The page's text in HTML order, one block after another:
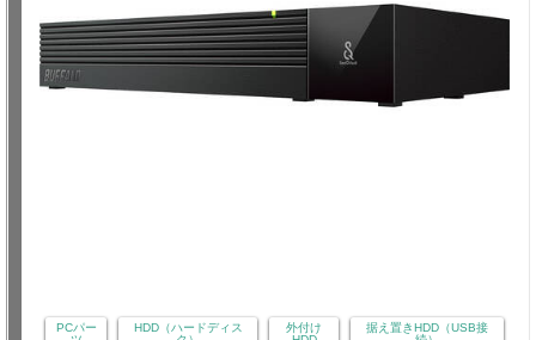
PCパー
HDD（ハードディス
外付け
据え置きHDD（USB接